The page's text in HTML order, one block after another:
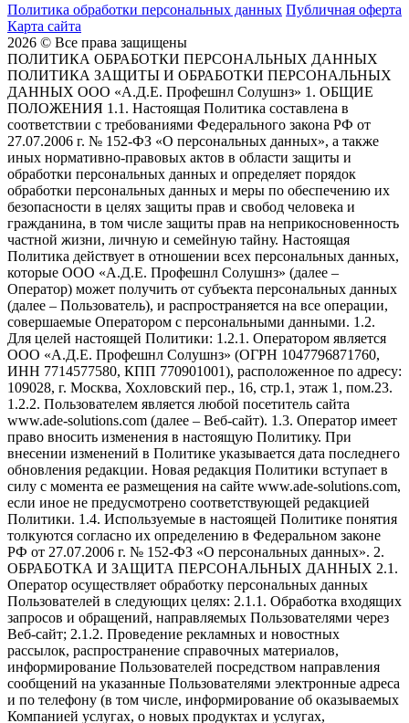
Политика обработки персональных данных Публичная оферта
Карта сайта
2026 © Все права защищены
ПОЛИТИКА ОБРАБОТКИ ПЕРСОНАЛЬНЫХ ДАННЫХ
ПОЛИТИКА ЗАЩИТЫ И ОБРАБОТКИ ПЕРСОНАЛЬНЫХ
ДАННЫХ ООО «А.Д.Е. Профешнл Солушнз» 1. ОБЩИЕ
ПОЛОЖЕНИЯ 1.1. Настоящая Политика составлена в
соответствии с требованиями Федерального закона РФ от
27.07.2006 г. № 152-ФЗ «О персональных данных», а также
иных нормативно-правовых актов в области защиты и
обработки персональных данных и определяет порядок
обработки персональных данных и меры по обеспечению их
безопасности в целях защиты прав и свобод человека и
гражданина, в том числе защиты прав на неприкосновенность
частной жизни, личную и семейную тайну. Настоящая
Политика действует в отношении всех персональных данных,
которые ООО «А.Д.Е. Профешнл Солушнз» (далее –
Оператор) может получить от субъекта персональных данных
(далее – Пользователь), и распространяется на все операции,
совершаемые Оператором с персональными данными. 1.2.
Для целей настоящей Политики: 1.2.1. Оператором является
ООО «А.Д.Е. Профешнл Солушнз» (ОГРН 1047796871760,
ИНН 7714577580, КПП 770901001), расположенное по адресу:
109028, г. Москва, Хохловский пер., 16, стр.1, этаж 1, пом.23.
1.2.2. Пользователем является любой посетитель сайта
www.ade-solutions.com (далее – Веб-сайт). 1.3. Оператор имеет
право вносить изменения в настоящую Политику. При
внесении изменений в Политике указывается дата последнего
обновления редакции. Новая редакция Политики вступает в
силу с момента ее размещения на сайте www.ade-solutions.com,
если иное не предусмотрено соответствующей редакцией
Политики. 1.4. Используемые в настоящей Политике понятия
толкуются согласно их определению в Федеральном законе
РФ от 27.07.2006 г. № 152-ФЗ «О персональных данных». 2.
ОБРАБОТКА И ЗАЩИТА ПЕРСОНАЛЬНЫХ ДАННЫХ 2.1.
Оператор осуществляет обработку персональных данных
Пользователей в следующих целях: 2.1.1. Обработка входящих
запросов и обращений, направляемых Пользователями через
Веб-сайт; 2.1.2. Проведение рекламных и новостных
рассылок, распространение справочных материалов,
информирование Пользователей посредством направления
сообщений на указанные Пользователями электронные адреса
и по телефону (в том числе, информирование об оказываемых
Компанией услугах, о новых продуктах и услугах,